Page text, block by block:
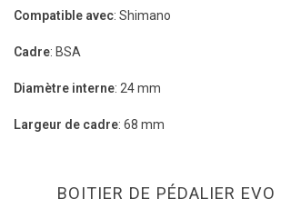
Compatible avec: Shimano
Cadre: BSA
Diamètre interne: 24 mm
Largeur de cadre: 68 mm
BOITIER DE PÉDALIER